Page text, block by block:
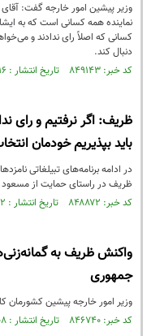
وزیر پیشین امور خارجه گفت:
نماینده همه کسانی است که به
کسانی که اصلاً رای ندادند و
دنبال کند.
کد خبر: ۸۴۹۱۴۳ تاریخ انتشار : ۱۴۰۳/۰۴/۱۶
ظریف: اگر نرفتیم و رای
باید بپذیریم خودمان
در ادامه برنامه‌های تبیلغاتی
ظریف در راستای حمایت از
کد خبر: ۸۴۸۸۷۲ تاریخ انتشار : ۱۴۰۳/۰۴/۱۲
واکنش ظریف به
جمهوری
وزیر امور خارجه پیشین کشورمان
کد خبر: ۸۴۶۷۴۰ تاریخ انتشار : ۱۴۰۳/۰۳/۰۸